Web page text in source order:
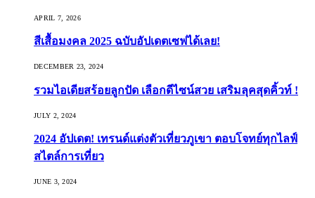
APRIL 7, 2026
สีเสื้อมงคล 2025 ฉบับอัปเดตเซฟได้เลย!
DECEMBER 23, 2024
รวมไอเดียสร้อยลูกปัด เลือกดีไซน์สวย เสริมลุคสุดคิ้วท์ !
JULY 2, 2024
2024 อัปเดต! เทรนด์แต่งตัวเที่ยวภูเขา ตอบโจทย์ทุกไลฟ์
สไตล์การเที่ยว
JUNE 3, 2024